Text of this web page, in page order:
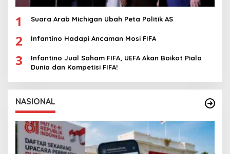
1 Suara Arab Michigan Ubah Peta Politik AS
2 Infantino Hadapi Ancaman Mosi FIFA
3
Infantino Jual Saham FIFA, UEFA Akan Boikot Piala
Dunia dan Kompetisi FIFA!
NASIONAL